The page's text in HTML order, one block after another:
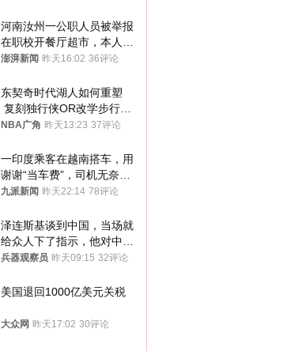
河南汝州一公职人员被举报
在职校开餐厅超市，本人回
应称“是给别人帮忙”
澎湃新闻 昨天16:02 36评论
东契奇时代湖人如何重塑
复刻独行侠OR改学步行
者？
NBA广角 昨天13:23 37评论
一印度乘客在越南搭车，用
谢谢“当车费”，司机无奈发
笑；印度网友：不代表印度
九派新闻 昨天22:14 78评论
泽连斯基谈到中国，当场就
给众人下了指示，他对中国
和中乌关系，显然又有了新
兵器观察员 昨天09:15 32评论
美国退回1000亿美元关税
大众网 昨天17:02 30评论